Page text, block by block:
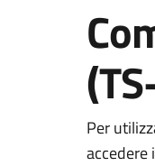
Per
accedere